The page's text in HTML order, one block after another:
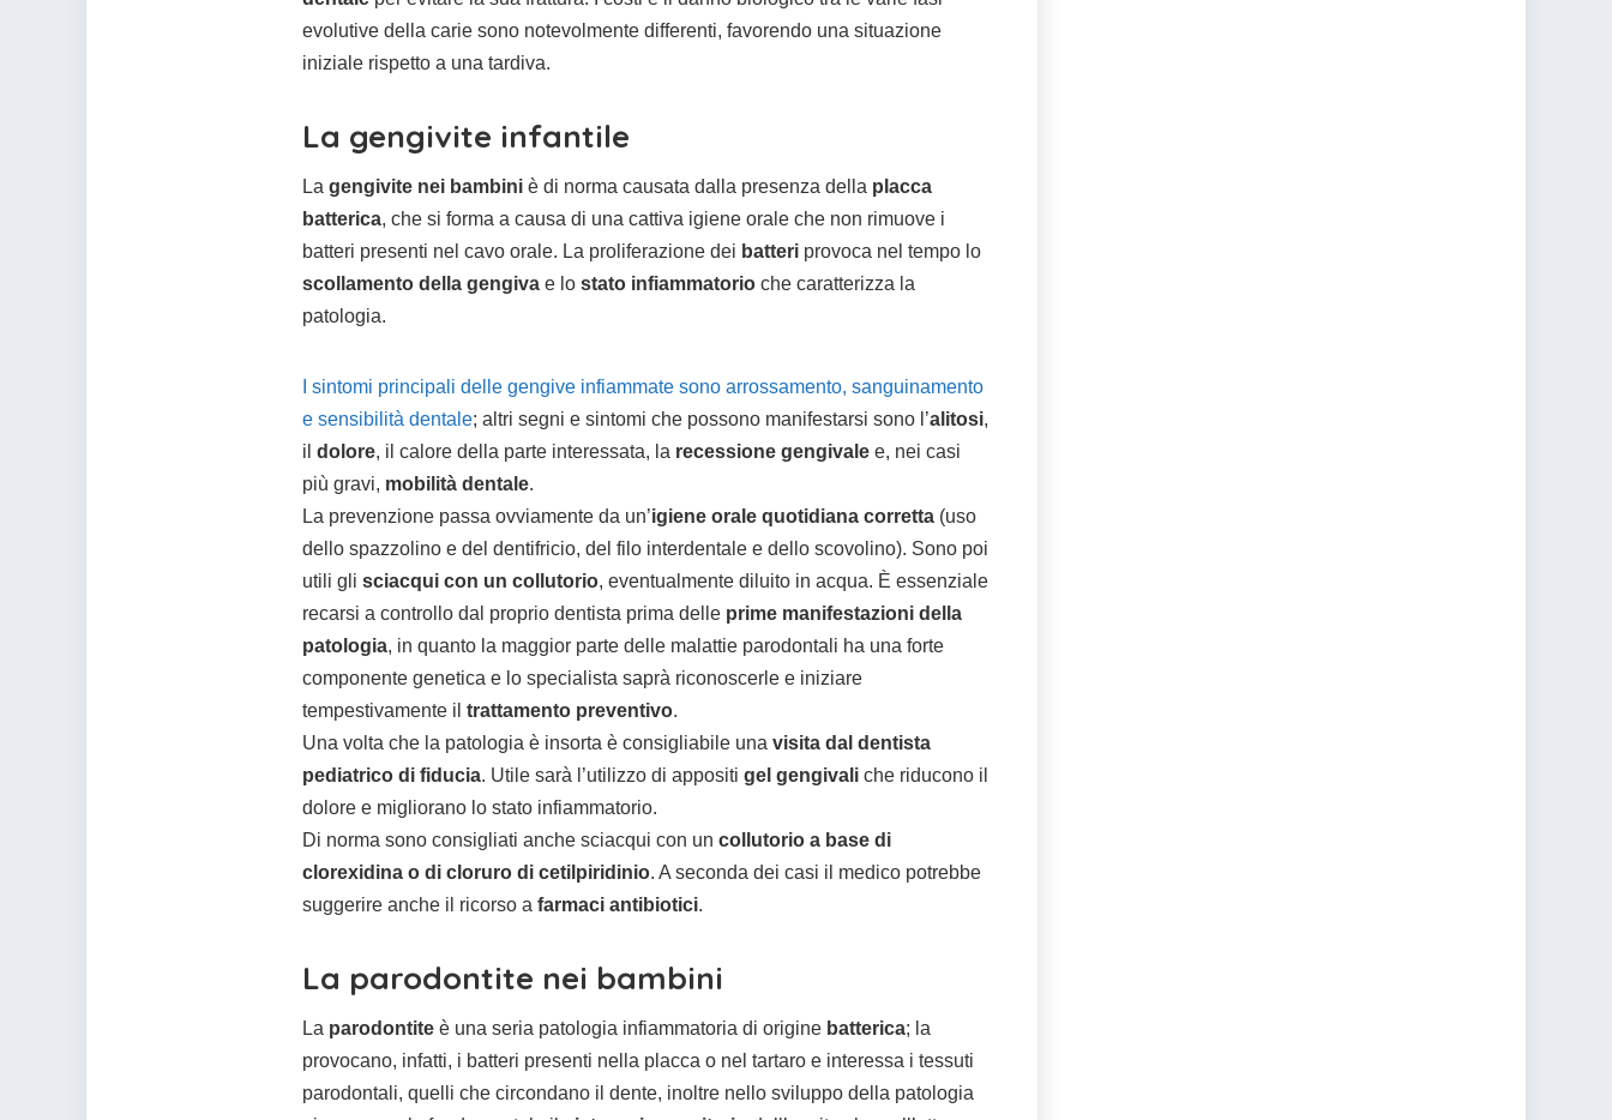
evolutive della carie sono notevolmente differenti, favorendo una situazione
iniziale rispetto a una tardiva.
La gengivite infantile
La gengivite nei bambini è di norma causata dalla presenza della placca
batterica, che si forma a causa di una cattiva igiene orale che non rimuove i
batteri presenti nel cavo orale. La proliferazione dei batteri provoca nel tempo lo
scollamento della gengiva e lo stato infiammatorio che caratterizza la
patologia.
I sintomi principali delle gengive infiammate sono arrossamento, sanguinamento
e sensibilità dentale; altri segni e sintomi che possono manifestarsi sono l’alitosi,
il dolore, il calore della parte interessata, la recessione gengivale e, nei casi
più gravi, mobilità dentale.
La prevenzione passa ovviamente da un’igiene orale quotidiana corretta (uso
dello spazzolino e del dentifricio, del filo interdentale e dello scovolino). Sono poi
utili gli sciacqui con un collutorio, eventualmente diluito in acqua. È essenziale
recarsi a controllo dal proprio dentista prima delle prime manifestazioni della
patologia, in quanto la maggior parte delle malattie parodontali ha una forte
componente genetica e lo specialista saprà riconoscerle e iniziare
tempestivamente il trattamento preventivo.
Una volta che la patologia è insorta è consigliabile una visita dal dentista
pediatrico di fiducia. Utile sarà l’utilizzo di appositi gel gengivali che riducono il
dolore e migliorano lo stato infiammatorio.
Di norma sono consigliati anche sciacqui con un collutorio a base di
clorexidina o di cloruro di cetilpiridinio. A seconda dei casi il medico potrebbe
suggerire anche il ricorso a farmaci antibiotici.
La parodontite nei bambini
La parodontite è una seria patologia infiammatoria di origine batterica; la
provocano, infatti, i batteri presenti nella placca o nel tartaro e interessa i tessuti
parodontali, quelli che circondano il dente, inoltre nello sviluppo della patologia